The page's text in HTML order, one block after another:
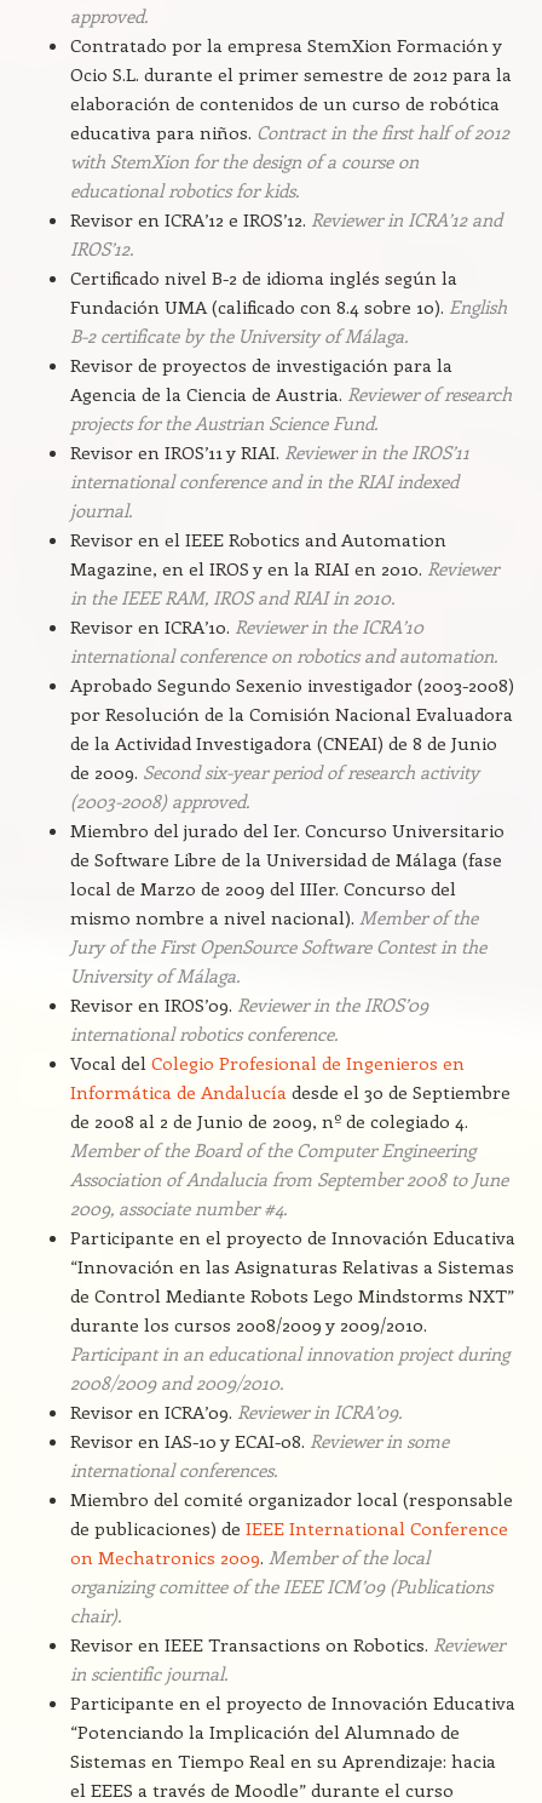
approved.
Contratado por la empresa StemXion Formación y
Ocio S.L. durante el primer semestre de 2012 para la
elaboración de contenidos de un curso de robótica
educativa para niños. Contract in the first half of 2012
with StemXion for the design of a course on
educational robotics for kids.
Revisor en ICRA’12 e IROS’12. Reviewer in ICRA’12 and
IROS’12.
Certificado nivel B-2 de idioma inglés según la
Fundación UMA (calificado con 8.4 sobre 10). English
B-2 certificate by the University of Málaga.
Revisor de proyectos de investigación para la
Agencia de la Ciencia de Austria. Reviewer of research
projects for the Austrian Science Fund.
Revisor en IROS’11 y RIAI. Reviewer in the IROS’11
international conference and in the RIAI indexed
journal.
Revisor en el IEEE Robotics and Automation
Magazine, en el IROS y en la RIAI en 2010. Reviewer
in the IEEE RAM, IROS and RIAI in 2010.
Revisor en ICRA’10. Reviewer in the ICRA’10
international conference on robotics and automation.
Aprobado Segundo Sexenio investigador (2003-2008)
por Resolución de la Comisión Nacional Evaluadora
de la Actividad Investigadora (CNEAI) de 8 de Junio
de 2009. Second six-year period of research activity
(2003-2008) approved.
Miembro del jurado del Ier. Concurso Universitario
de Software Libre de la Universidad de Málaga (fase
local de Marzo de 2009 del IIIer. Concurso del
mismo nombre a nivel nacional). Member of the
Jury of the First OpenSource Software Contest in the
University of Málaga.
Revisor en IROS’09. Reviewer in the IROS’09
international robotics conference.
Vocal del Colegio Profesional de Ingenieros en
Informática de Andalucíadesde el 30 de Septiembre
de 2008 al 2 de Junio de 2009, nº de colegiado 4.
Member of the Board of the Computer Engineering
Association of Andalucia from September 2008 to June
2009, associate number #4.
Participante en el proyecto de Innovación Educativa
“Innovación en las Asignaturas Relativas a Sistemas
de Control Mediante Robots Lego Mindstorms NXT”
durante los cursos 2008/2009 y 2009/2010.
Participant in an educational innovation project during
2008/2009 and 2009/2010.
Revisor en ICRA’09. Reviewer in ICRA’09.
Revisor en IAS-10 y ECAI-08. Reviewer in some
international conferences.
Miembro del comité organizador local (responsable
de publicaciones) de IEEE International Conference
on Mechatronics 2009. Member of the local
organizing comittee of the IEEE ICM’09 (Publications
chair).
Revisor en IEEE Transactions on Robotics. Reviewer
in scientific journal.
Participante en el proyecto de Innovación Educativa
“Potenciando la Implicación del Alumnado de
Sistemas en Tiempo Real en su Aprendizaje: hacia
el EEES a través de Moodle” durante el curso